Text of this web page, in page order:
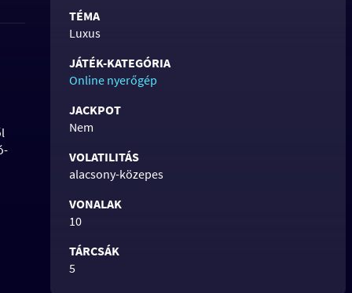
TÉMA
Luxus
JÁTÉK-KATEGÓRIA
Online nyerőgép
JACKPOT
Nem
VOLATILITÁS
alacsony-közepes
VONALAK
10
TÁRCSÁK
5